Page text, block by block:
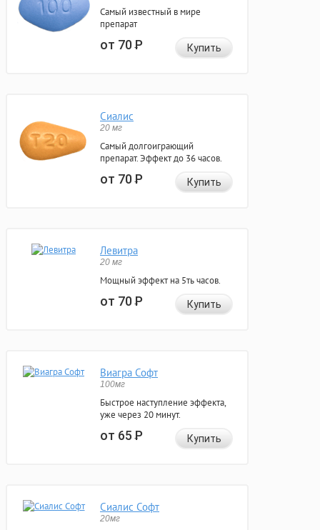
Самый известный в мире
препарат
от 70Р Купить
Сиалис
20 мг
Самый долгоиграющий
препарат. Эффект до 36 часов.
от 70Р Купить
Левитра
20 мг
Мощный эффект на 5ть часов.
от 70Р Купить
Виагра Софт
100мг
Быстрое наступление эффекта,
уже через 20 минут.
от 65Р Купить
Сиалис Софт
20мг